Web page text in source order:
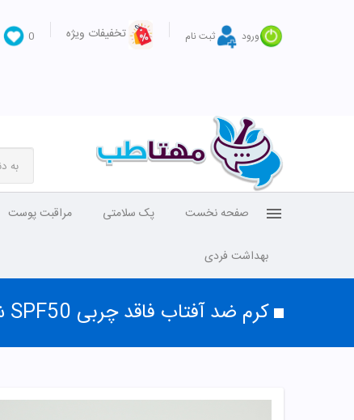
ورود ثبت نام تخفیفات ویژه 0
صفحه نخست پک سلامتی مراقبت پوست
بهداشت فردی
کرم ضد آفتاب فاقد چربی SPF50 شون